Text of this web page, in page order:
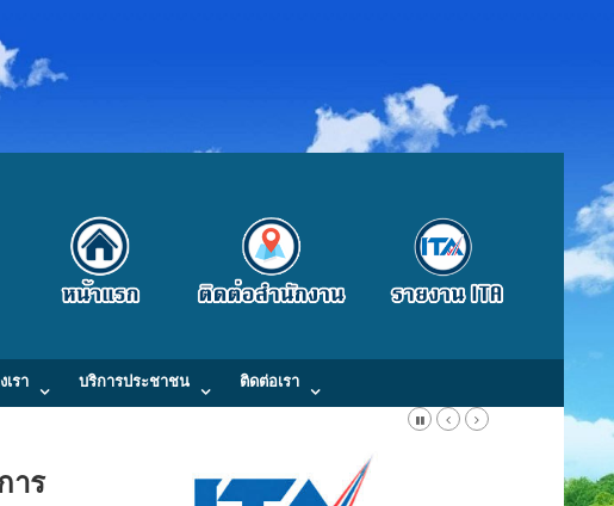
รา บริการประชาชน ติดต่อเรา
Tel/Fax : 0-4300-9871 E-Mail: kaongiw.obt@gmail.com
าร